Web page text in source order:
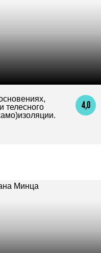
4,0
телесного